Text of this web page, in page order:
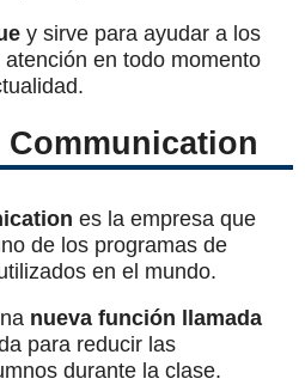
y sirve para ayudar a los
en todo momento
es la empresa que
de los programas de
en el mundo.
nueva función llamada
para reducir las
durante la clase.